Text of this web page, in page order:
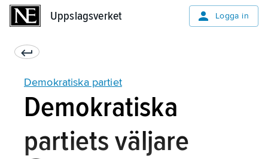
Uppslagsverket Logga in
Demokratiska partiet
Demokratiska
partiets väljare